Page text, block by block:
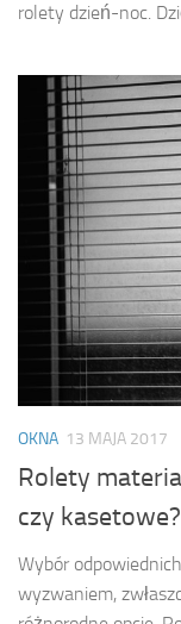
rolety dzień-noc.
OKNA 13 MAJA 2017
Rolety
czy
Wybór
wyzwaniem,